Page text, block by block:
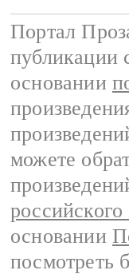
Портал
публикации
основании
можете
российского
основании
посмотреть